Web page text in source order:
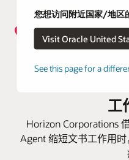
您想访问附近国家/地区
Visit Oracle
See this page for a
Oracle Health
工
Horizon Corporations
Agent 缩短文书工作用